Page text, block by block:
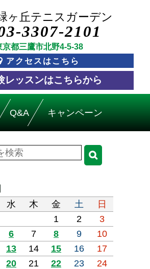
3307-2101
京都三鷹市北野4-5-38
アクセスはこちら
レッスンはこちらから
Q&A キャンペーン
水 木 金 土
日
1
2
3
6 7 8 9
10
13 14 15 16
17
20 21 22 23
24